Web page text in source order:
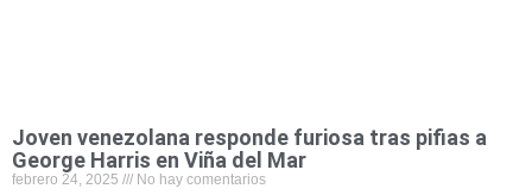
Joven venezolana responde furiosa tras pifias a
George Harris en Viña del Mar
febrero 24, 2025 No hay comentarios